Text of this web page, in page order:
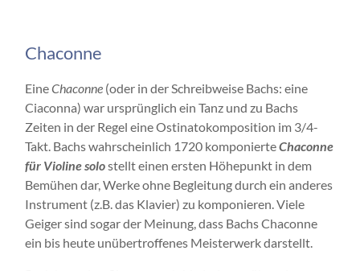
Chaconne
EineChaconne (oder in der Schreibweise Bachs: eine
Ciaconna) war ursprünglich ein Tanz und zu Bachs
Zeiten in der Regel eine Ostinatokomposition im 3/4-
Takt. Bachs wahrscheinlich 1720 komponierteChaconne
für Violine solostellt einen ersten Höhepunkt in dem
Bemühen dar, Werke ohne Begleitung durch ein anderes
Instrument (z.B. das Klavier) zu komponieren. Viele
Geiger sind sogar der Meinung, dass Bachs Chaconne
ein bis heute unübertroffenes Meisterwerk darstellt.